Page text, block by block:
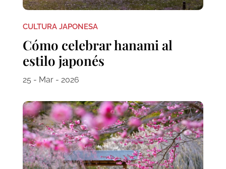
CULTURA JAPONESA
Cómo celebrar hanami al
estilo japonés
25 - Mar - 2026